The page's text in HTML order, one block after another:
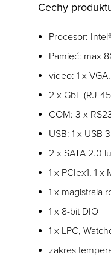
Cechy
Procesor:
Pamięć: max
video: 1 x
2 x GbE (RJ-
COM: 3 x
USB: 1 x USB
2 x SATA 2.0
1 x PCIex1, 1 x
1 x magistrala
1 x 8-bit DIO
1 x LPC,
zakres